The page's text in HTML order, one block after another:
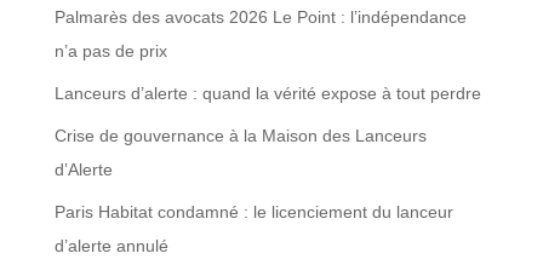
Palmarès des avocats 2026 Le Point : l’indépendance
n’a pas de prix
Lanceurs d’alerte : quand la vérité expose à tout perdre
Crise de gouvernance à la Maison des Lanceurs
d’Alerte
Paris Habitat condamné : le licenciement du lanceur
d’alerte annulé